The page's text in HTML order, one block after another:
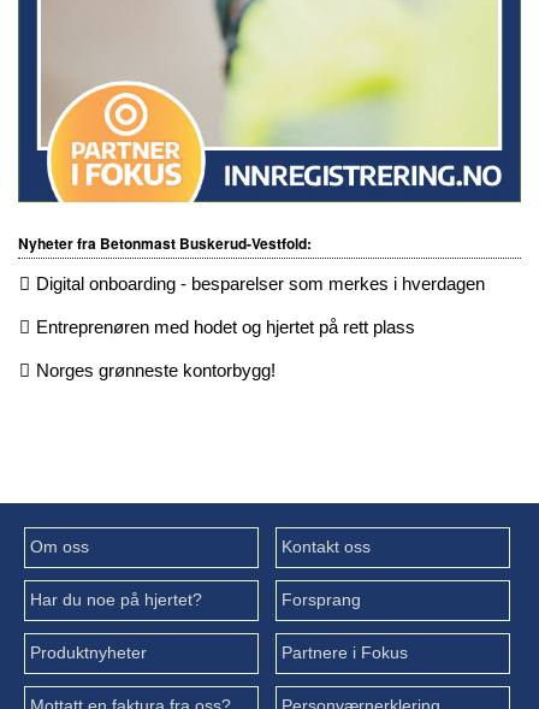
Nyheter fra Betonmast Buskerud-Vestfold:
Digital onboarding - besparelser som merkes i hverdagen
Entreprenøren med hodet og hjertet på rett plass
Norges grønneste kontorbygg!
Om oss Kontakt oss
Har du noe på hjertet? Forsprang
Produktnyheter Partnere i Fokus